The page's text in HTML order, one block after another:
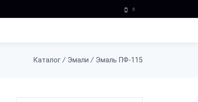
Каталог / Эмали / Эмаль ПФ-115